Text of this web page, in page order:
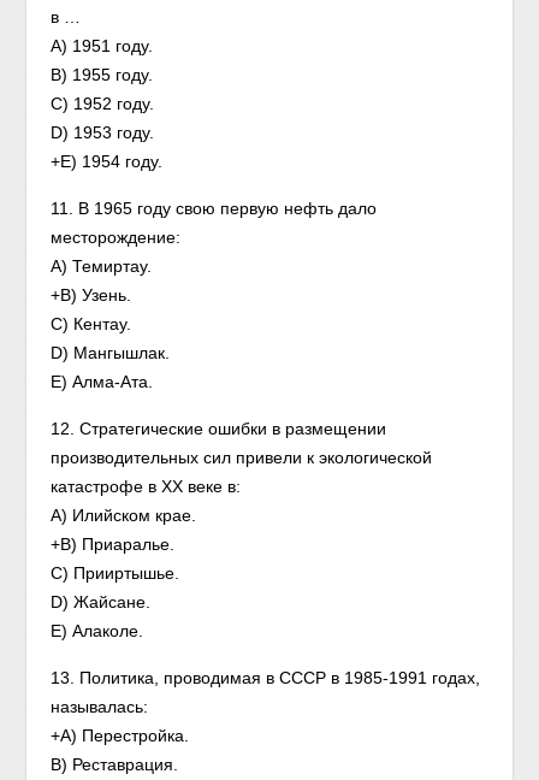
в …
A) 1951 году.
B) 1955 году.
C) 1952 году.
D) 1953 году.
+E) 1954 году.
11. В 1965 году свою первую нефть дало
месторождение:
A) Темиртау.
+B) Узень.
C) Кентау.
D) Мангышлак.
E) Алма-Ата.
12. Стратегические ошибки в размещении
производительных сил привели к экологической
катастрофе в XX веке в:
A) Илийском крае.
+B) Приаралье.
C) Прииртышье.
D) Жайсане.
E) Алаколе.
13. Политика, проводимая в СССР в 1985-1991 годах,
называлась:
+A) Перестройка.
B) Реставрация.